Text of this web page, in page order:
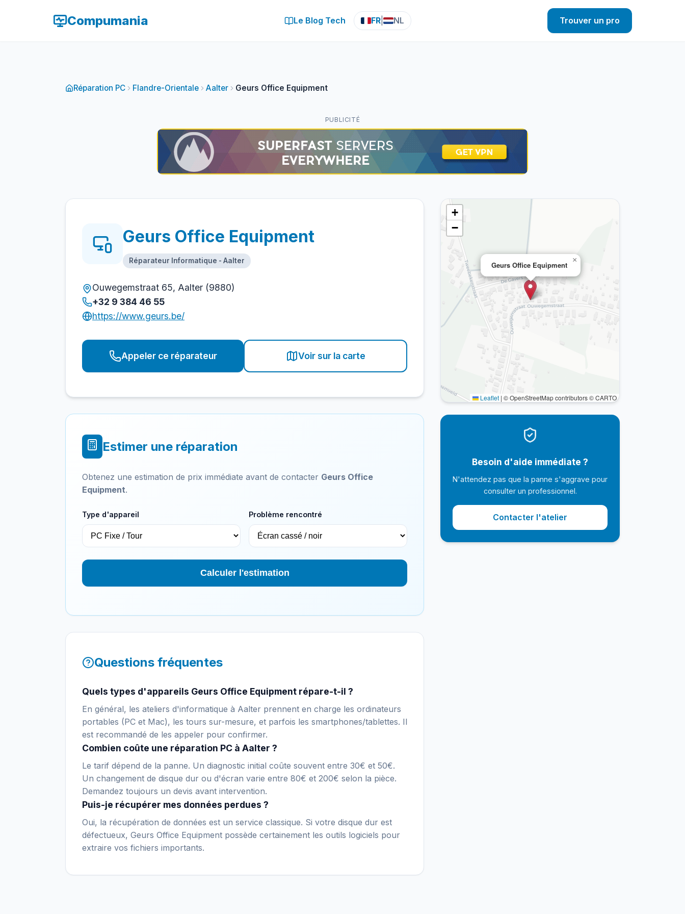
Compumania Le Blog Tech FR NL Trouver un pro
Réparation PC Flandre-Orientale Aalter Geurs Office Equipment
PUBLICITÉ
Geurs Office Equipment
Réparateur Informatique - Aalter
Ouwegemstraat 65, Aalter (9880)
+32 9 384 46 55
https://www.geurs.be/
Appeler ce réparateur Voir sur la carte
Estimer une réparation
Obtenez une estimation de prix immédiate avant de contacter Geurs Office
Equipment.
Type d'appareil Problème rencontré
Calculer l'estimation
Questions fréquentes
Quels types d'appareils Geurs Office Equipment répare-t-il ?
En général, les ateliers d'informatique à Aalter prennent en charge les ordinateurs
portables (PC et Mac), les tours sur-mesure, et parfois les smartphones/tablettes. Il
est recommandé de les appeler pour confirmer.
Combien coûte une réparation PC à Aalter ?
Le tarif dépend de la panne. Un diagnostic initial coûte souvent entre 30€ et 50€.
Un changement de disque dur ou d'écran varie entre 80€ et 200€ selon la pièce.
Demandez toujours un devis avant intervention.
Puis-je récupérer mes données perdues ?
Oui, la récupération de données est un service classique. Si votre disque dur est
défectueux, Geurs Office Equipment possède certainement les outils logiciels pour
extraire vos fichiers importants.
Geurs Office Equipment
×
+
−
Leaflet | © OpenStreetMap contributors © CARTO
Besoin d'aide immédiate ?
N'attendez pas que la panne s'aggrave pour
consulter un professionnel.
Contacter l'atelier